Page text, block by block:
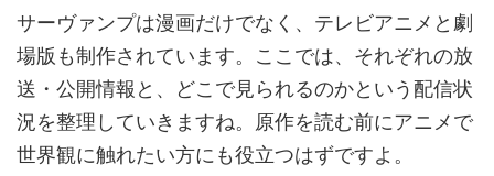
サーヴァンプは漫画だけでなく、テレビアニメと劇
場版も制作されています。ここでは、それぞれの放
送・公開情報と、どこで見られるのかという配信状
況を整理していきますね。原作を読む前にアニメで
世界観に触れたい方にも役立つはずですよ。